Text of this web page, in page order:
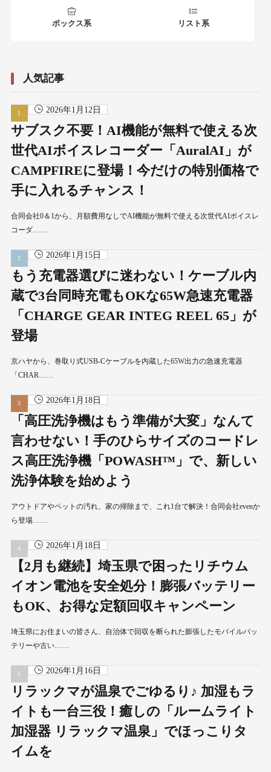
ボックス系 リスト系
人気記事
2026年1月12日
サブスク不要！AI機能が無料で使える次
世代AIボイスレコーダー「AuralAI」が
CAMPFIREに登場！今だけの特別価格で
手に入れるチャンス！
合同会社0＆1から、月額費用なしでAI機能が無料で使える次世代AIボイスレ
コーダ……
2026年1月15日
もう充電器選びに迷わない！ケーブル内
蔵で3台同時充電もOKな65W急速充電器
「CHARGE GEAR INTEG REEL 65」が
登場
京ハヤから、巻取り式USB-Cケーブルを内蔵した65W出力の急速充電器
「CHAR……
2026年1月18日
「高圧洗浄機はもう準備が大変」なんて
言わせない！手のひらサイズのコードレ
ス高圧洗浄機「POWASH™」で、新しい
洗浄体験を始めよう
アウトドアやペットの汚れ、家の掃除まで、これ1台で解決！合同会社evenか
ら登場……
2026年1月18日
【2月も継続】埼玉県で困ったリチウム
イオン電池を安全処分！膨張バッテリー
もOK、お得な定額回収キャンペーン
埼玉県にお住まいの皆さん、自治体で回収を断られた膨張したモバイルバッ
テリーや古い……
2026年1月16日
リラックマが温泉でごゆるり♪ 加湿もラ
イトも一台三役！癒しの「ルームライト
加湿器 リラックマ温泉」でほっこりタ
イムを